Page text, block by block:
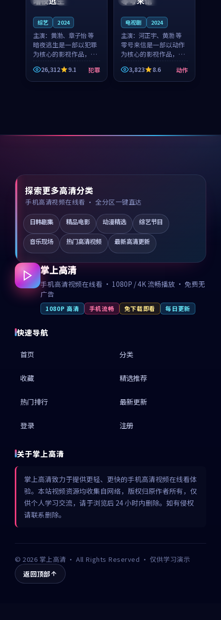
综艺 2024
主演： 黄渤、章子怡 等
暗夜逃生是一部以犯罪
为核心的影视作品，围
绕危机、反转与人物成
长展开，整体节奏紧
凑，值得推荐观看。
26,312 9.1 犯罪
电视剧 2024
主演： 河正宇、黄渤 等
零号来信是一部以动作
为核心的影视作品，围
绕危机、反转与人物成
长展开，整体节奏紧
凑，值得推荐观看。
3,823 8.6 动作
探索更多高清分类
手机高清视频在线看 · 全分区一键直达
日韩剧集 精品电影 动漫精选 综艺节目
音乐现场 热门高清视频 最新高清更新
掌上高清
手机高清视频在线看 · 1080P / 4K 流畅播放 · 免费无
广告
1080P 高清 手机流畅 免下载即看 每日更新
快速导航
首页 分类
收藏 精选推荐
热门排行 最新更新
登录 注册
关于掌上高清
掌上高清致力于提供更轻、更快的手机高清视频在线看体
验。本站视频资源均收集自网络，版权归原作者所有，仅
供个人学习交流，请于浏览后 24 小时内删除。如有侵权
请联系删除。
©2026 掌上高清 · All Rights Reserved · 仅供学习演示
返回顶部